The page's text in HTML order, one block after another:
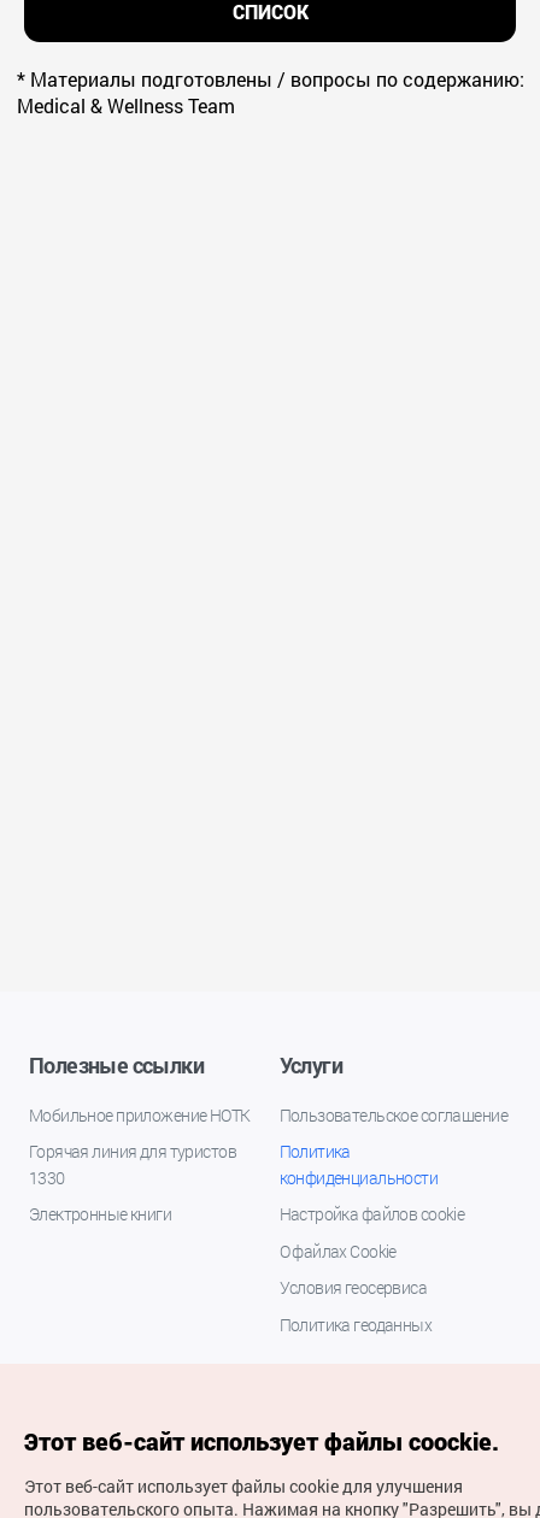
СПИСОК
* Материалы подготовлены / вопросы по содержанию:
Medical & Wellness Team
Полезные ссылки
Мобильное приложение НОТК
Горячая линия для туристов
1330
Электронные книги
Услуги
Пользовательское соглашение
Политика
конфиденциальности
Настройка файлов cookie
О файлах Cookie
Условия геосервиса
Политика геоданных
Этот веб-сайт использует файлы coockie.
Этот веб-сайт использует файлы cookie для улучшения
пользовательского опыта. Нажимая на кнопку "Разрешить", вы